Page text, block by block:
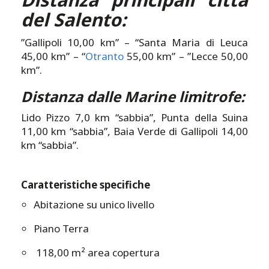
del Salento:
”Gallipoli 10,00 km” – “Santa Maria di Leuca
45,00 km” – “Otranto55,00 km” – ”Lecce 50,00
km”.
Distanza dalle Marine limitrofe:
Lido Pizzo 7,0 km “sabbia”, Punta della Suina
11,00 km “sabbia”, Baia Verde di Gallipoli 14,00
km “sabbia”.
Caratteristiche specifiche
Abitazione su unico livello
Piano Terra
118,00 m² area copertura